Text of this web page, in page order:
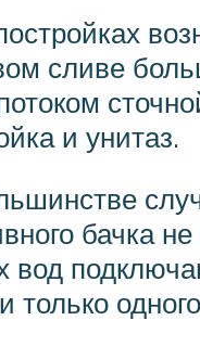
сливе
и унитаз.
бачка
вод